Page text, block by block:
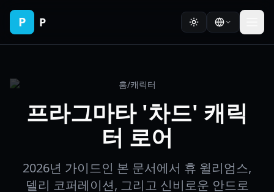
P P
홈/캐릭터
프라그마타 '차드' 캐릭
터 로어
2026년 가이드인 본 문서에서 휴 윌리엄스,
델리 코퍼레이션, 그리고 신비로운 안드로